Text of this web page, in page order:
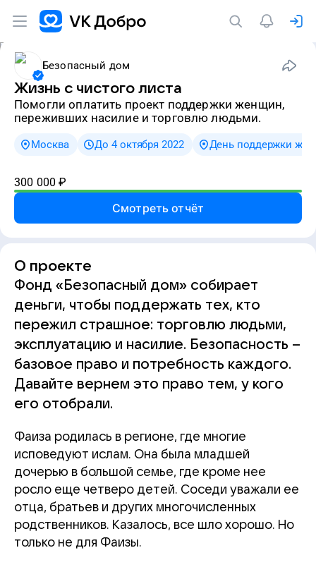
Безопасный дом
Жизнь с чистого листа
Помогли оплатить проект поддержки женщин,
переживших насилие и торговлю людьми.
Москва До 4 октября 2022 День поддержки
300 000 ₽
Смотреть отчёт
О проекте
Фонд «Безопасный дом» собирает
деньги, чтобы поддержать тех, кто
пережил страшное: торговлю людьми,
эксплуатацию и насилие. Безопасность –
базовое право и потребность каждого.
Давайте вернем это право тем, у кого
его отобрали.
Фаиза родилась в регионе, где многие
исповедуют ислам. Она была младшей
дочерью в большой семье, где кроме нее
росло еще четверо детей. Соседи уважали ее
отца, братьев и других многочисленных
родственников. Казалось, все шло хорошо. Но
только не для Фаизы.